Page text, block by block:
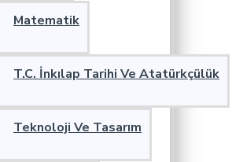
Matematik
T.C. İnkılap Tarihi Ve Atatürkçülük
Teknoloji Ve Tasarım